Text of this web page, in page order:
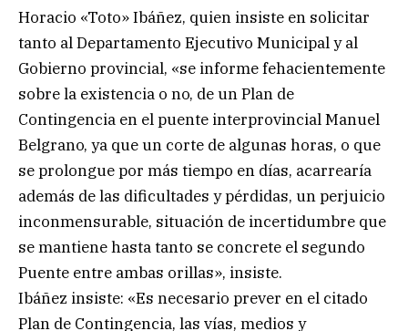
Horacio «Toto» Ibáñez, quien insiste en solicitar
tanto al Departamento Ejecutivo Municipal y al
Gobierno provincial, «se informe fehacientemente
sobre la existencia o no, de un Plan de
Contingencia en el puente interprovincial Manuel
Belgrano, ya que un corte de algunas horas, o que
se prolongue por más tiempo en días, acarrearía
además de las dificultades y pérdidas, un perjuicio
inconmensurable, situación de incertidumbre que
se mantiene hasta tanto se concrete el segundo
Puente entre ambas orillas», insiste.
Ibáñez insiste: «Es necesario prever en el citado
Plan de Contingencia, las vías, medios y